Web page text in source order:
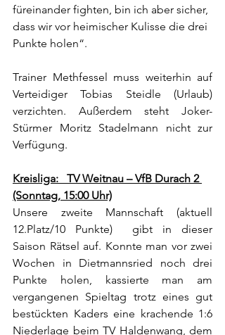
füreinander fighten, bin ich aber sicher,
dass wir vor heimischer Kulisse die drei
Punkte holen“.
Trainer Methfessel muss weiterhin auf
Verteidiger Tobias Steidle (Urlaub)
verzichten. Außerdem steht Joker-
Stürmer Moritz Stadelmann nicht zur
Verfügung.
Kreisliga:   TV Weitnau – VfB Durach 2
(Sonntag, 15:00 Uhr)
Unsere zweite Mannschaft (aktuell
12.Platz/10 Punkte)  gibt in dieser
Saison Rätsel auf. Konnte man vor zwei
Wochen in Dietmannsried noch drei
Punkte holen, kassierte man am
vergangenen Spieltag trotz eines gut
bestückten Kaders eine krachende 1:6
Niederlage beim TV Haldenwang, dem